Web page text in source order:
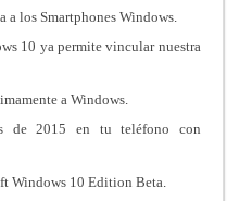
a los Smartphones Windows.
10 ya permite vincular nuestra
a Windows.
de 2015 en tu teléfono con
Windows 10 Edition Beta.